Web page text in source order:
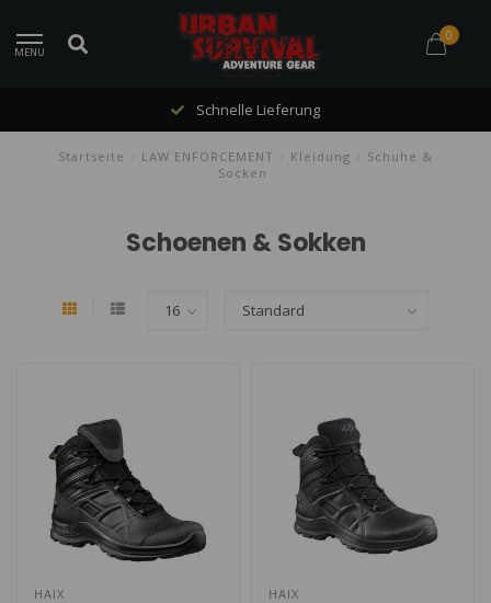
MENU
0
Schnelle Lieferung
Startseite LAW ENFORCEMENT Kleidung
Schuhe &
Socken
Schoenen & Sokken
HAIX HAIX